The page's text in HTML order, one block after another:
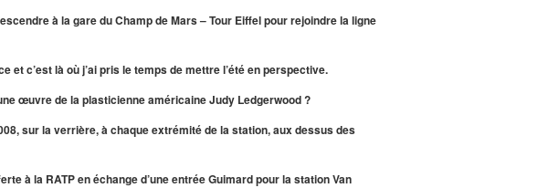
à la gare du Champ de Mars – Tour Eiffel pour rejoindre la ligne
et c’est là où j’ai pris le temps de mettre l’été en perspective.
œuvre de la plasticienne américaine Judy Ledgerwood ?
sur la verrière, à chaque extrémité de la station, aux dessus des
à la RATP en échange d’une entrée Guimard pour la station Van